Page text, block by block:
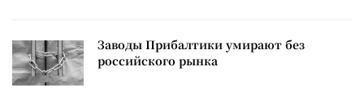
Заводы Прибалтики умирают без
российского рынка